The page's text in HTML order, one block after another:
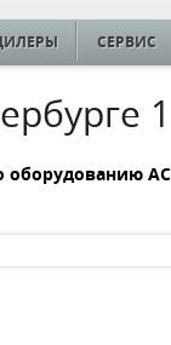
СЕРВИС
оборудованию